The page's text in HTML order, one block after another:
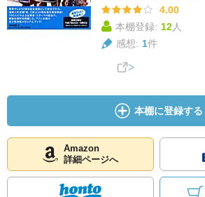
4.00
本棚登録: 12人
感想: 1件
本棚に登録する
Amazon
詳細ページへ